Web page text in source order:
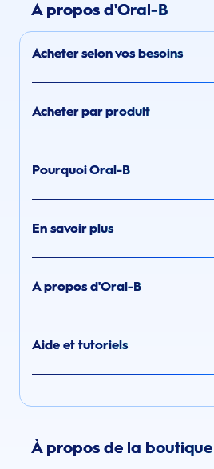
A propos d'Oral-B
Acheter selon vos besoins
Acheter par produit
Pourquoi Oral-B
En savoir plus
A propos d'Oral-B
Aide et tutoriels
À propos de la boutique